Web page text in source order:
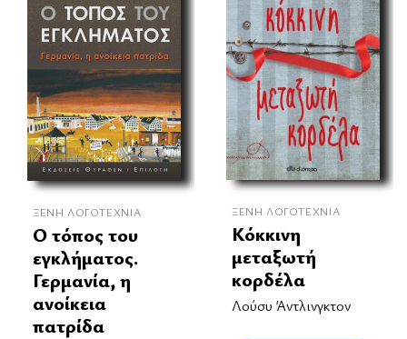
ΞΈΝΗ ΛΟΓΟΤΕΧΝΊΑ
Ο τόπος του
εγκλήματος.
Γερμανία, η
ανοίκεια
πατρίδα
ΞΈΝΗ ΛΟΓΟΤΕΧΝΊΑ
Κόκκινη
μεταξωτή
κορδέλα
Λούσυ Άντλινγκτον